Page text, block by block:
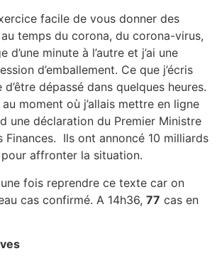
facile de vous donner des
au temps du corona, du corona-virus,
d’une minute à l’autre et j’ai une
d’emballement. Ce que j’écris
dépassé dans quelques heures.
au moment où j’allais mettre en ligne
une déclaration du Premier Ministre
Finances. Ils ont annoncé 10 milliards
pour affronter la situation.
fois reprendre ce texte car on
cas confirmé. A 14h36, 77 cas en